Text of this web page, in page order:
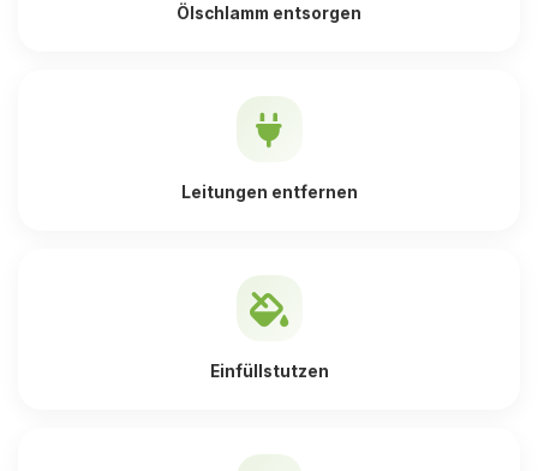
Ölschlamm entsorgen
Leitungen entfernen
Einfüllstutzen